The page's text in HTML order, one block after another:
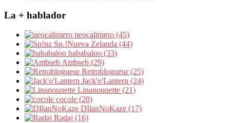
La + hablador
neocalimero (45)
Sp.!Nueva Zelanda (44)
bababaloo (33)
Ambseb (29)
Retroblogueur (25)
Jack'o'Lantern (24)
Linanounette (21)
cocole (20)
DIlanNoKaze (17)
Radaj (16)